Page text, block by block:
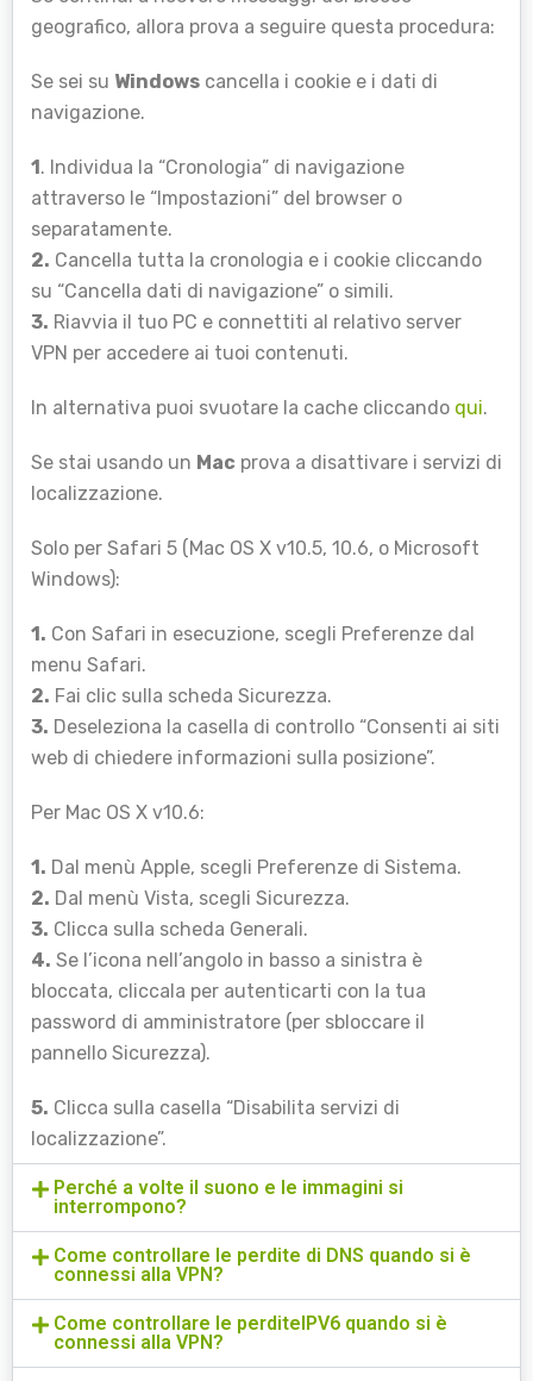
geografico, allora prova a seguire questa procedura:
Se sei su Windows cancella i cookie e i dati di
navigazione.
1. Individua la “Cronologia” di navigazione
attraverso le “Impostazioni” del browser o
separatamente.
2. Cancella tutta la cronologia e i cookie cliccando
su “Cancella dati di navigazione” o simili.
3. Riavvia il tuo PC e connettiti al relativo server
VPN per accedere ai tuoi contenuti.
In alternativa puoi svuotare la cache cliccando qui.
Se stai usando un Mac prova a disattivare i servizi di
localizzazione.
Solo per Safari 5 (Mac OS X v10.5, 10.6, o Microsoft
Windows):
1. Con Safari in esecuzione, scegli Preferenze dal
menu Safari.
2. Fai clic sulla scheda Sicurezza.
3. Deseleziona la casella di controllo “Consenti ai siti
web di chiedere informazioni sulla posizione”.
Per Mac OS X v10.6:
1. Dal menù Apple, scegli Preferenze di Sistema.
2. Dal menù Vista, scegli Sicurezza.
3. Clicca sulla scheda Generali.
4. Se l’icona nell’angolo in basso a sinistra è
bloccata, cliccala per autenticarti con la tua
password di amministratore (per sbloccare il
pannello Sicurezza).
5. Clicca sulla casella “Disabilita servizi di
localizzazione”.
Perché a volte il suono e le immagini si
interrompono?
Come controllare le perdite di DNS quando si è
connessi alla VPN?
Come controllare le perditeIPV6 quando si è
connessi alla VPN?